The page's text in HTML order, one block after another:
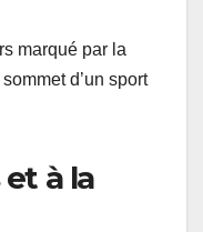
marqué par la
d’un sport
à la